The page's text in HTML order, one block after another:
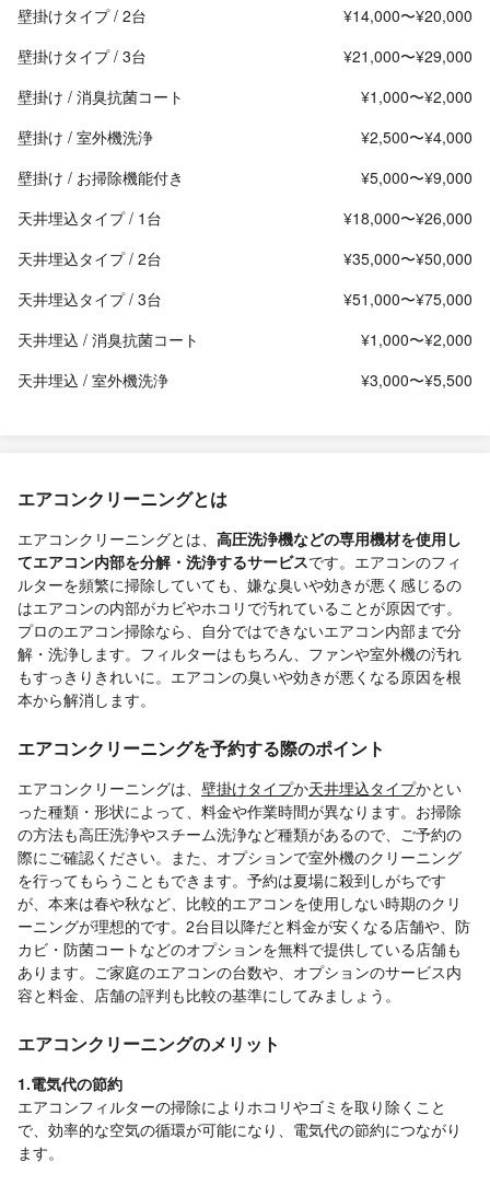
壁掛けタイプ / 2台
¥14,000〜¥20,000
壁掛けタイプ / 3台
¥21,000〜¥29,000
壁掛け / 消臭抗菌コート
¥1,000〜¥2,000
壁掛け / 室外機洗浄
¥2,500〜¥4,000
壁掛け / お掃除機能付き
¥5,000〜¥9,000
天井埋込タイプ / 1台
¥18,000〜¥26,000
天井埋込タイプ / 2台
¥35,000〜¥50,000
天井埋込タイプ / 3台
¥51,000〜¥75,000
天井埋込 / 消臭抗菌コート
¥1,000〜¥2,000
天井埋込 / 室外機洗浄
¥3,000〜¥5,500
エアコンクリーニングとは
エアコンクリーニングとは、 高圧洗浄機などの専用機材を使用し
てエアコン内部を分解・洗浄するサービスです。エアコンのフィ
ルターを頻繁に掃除していても、嫌な臭いや効きが悪く感じるの
はエアコンの内部がカビやホコリで汚れていることが原因です。
プロのエアコン掃除なら、自分ではできないエアコン内部まで分
解・洗浄します。フィルターはもちろん、ファンや室外機の汚れ
もすっきりきれいに。エアコンの臭いや効きが悪くなる原因を根
本から解消します。
エアコンクリーニングを予約する際のポイント
エアコンクリーニングは、 壁掛けタイプか天井埋込タイプかとい
った種類・形状によって、料金や作業時間が異なります。お掃除
の方法も高圧洗浄やスチーム洗浄など種類があるので、ご予約の
際にご確認ください。また、オプションで室外機のクリーニング
を行ってもらうこともできます。予約は夏場に殺到しがちです
が、本来は春や秋など、比較的エアコンを使用しない時期のクリ
ーニングが理想的です。2台目以降だと料金が安くなる店舗や、防
カビ・防菌コートなどのオプションを無料で提供している店舗も
あります。ご家庭のエアコンの台数や、オプションのサービス内
容と料金、店舗の評判も比較の基準にしてみましょう。
エアコンクリーニングのメリット
1.電気代の節約
エアコンフィルターの掃除によりホコリやゴミを取り除くこと
で、効率的な空気の循環が可能になり、電気代の節約につながり
ます。